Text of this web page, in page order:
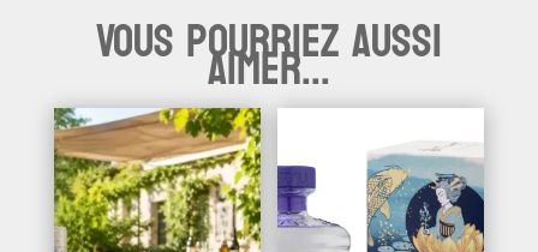
Vous pourriez aussi
aimer...